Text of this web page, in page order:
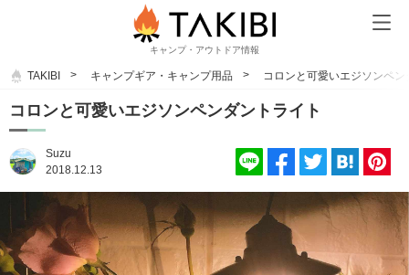
キャンプ・アウトドア情報
TAKIBI キャンプギア・キャンプ用品 コロンと可愛いエジソンペ
コロンと可愛いエジソンペンダントライト
Suzu
2018.12.13